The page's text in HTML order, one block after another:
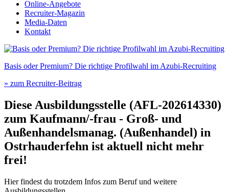
Online-Angebote
Recruiter-Magazin
Media-Daten
Kontakt
Basis oder Premium? Die richtige Profilwahl im Azubi-Recruiting
» zum Recruiter-Beitrag
Diese Ausbildungsstelle (AFL-202614330)
zum Kaufmann/-frau - Groß- und
Außenhandelsmanag. (Außenhandel) in
Ostrhauderfehn ist aktuell nicht mehr
frei!
Hier findest du trotzdem Infos zum Beruf und weitere